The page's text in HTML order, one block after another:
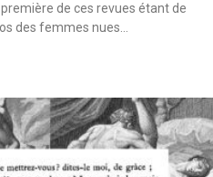
de ces revues étant de
des femmes nues…